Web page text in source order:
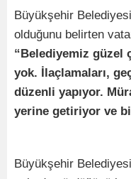
Büyükşehir
olduğunu belirten
“Belediyemiz güzel
yok. İlaçlamaları,
düzenli yapıyor.
yerine getiriyor ve
Büyükşehir